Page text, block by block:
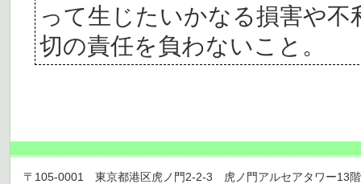
って生じたいかなる損害や
切の責任を負わないこと。
〒105-0001 東京都港区虎ノ門2-2-3 虎ノ門アルセアタワー13